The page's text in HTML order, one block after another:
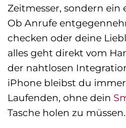
Zeitmesser, sondern
Ob Anrufe
checken oder deine
alles geht direkt vom
der nahtlosen
iPhone bleibst du
Laufenden, ohne dein
Tasche holen zu müssen.